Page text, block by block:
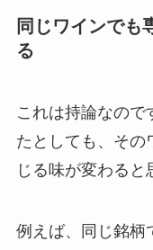
同じワインでも
る
これは持論なので
たとしても、その
じる味が変わると
例えば、同じ銘柄